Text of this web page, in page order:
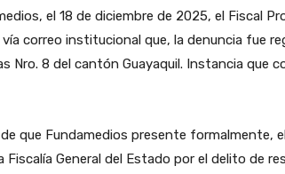
el 18 de diciembre de 2025, el Fiscal
correo institucional que, la denuncia fue
Nro. 8 del cantón Guayaquil. Instancia que
que Fundamedios presente formalmente,
Fiscalía General del Estado por el delito de